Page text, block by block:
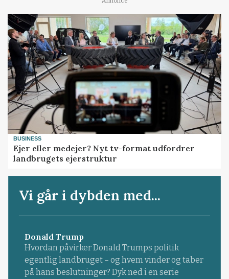
BUSINESS
Ejer eller medejer? Nyt tv-format udfordrer
landbrugets ejerstruktur
Vi går i dybden med...
Donald Trump
Hvordan påvirker Donald Trumps politik
egentlig landbruget – og hvem vinder og taber
på hans beslutninger? Dyk ned i en serie